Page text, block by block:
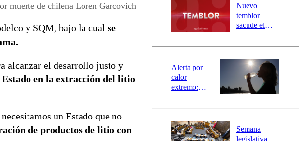
muerte de chilena Loren Garcovich
y SQM, bajo la cual se
alcanzar el desarrollo justo y
en la extracción del litio
un Estado que no
de productos de litio con
río Damas:
activa
mensajería
SAE
Nuevo
temblor
sacude el
revisa la
epicentro
Alerta por
calor
extremo:
activa Alerta
Preventiva en
tres comunas
Semana
legislativa